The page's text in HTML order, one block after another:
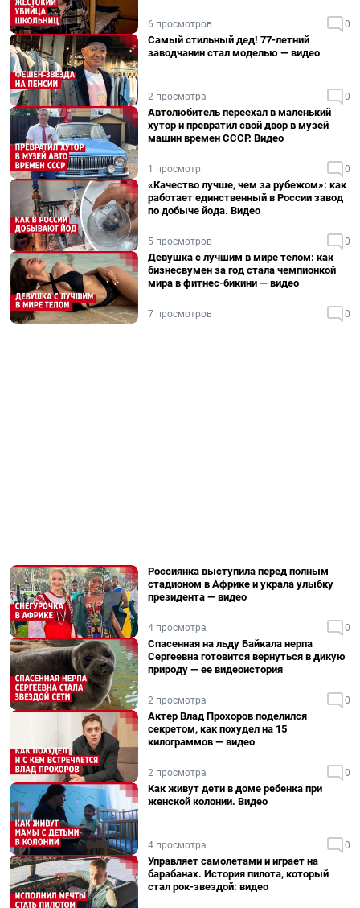
6 просмотров 0
Самый стильный дед! 77-летний
заводчанин стал моделью — видео
2 просмотра 0
Автолюбитель переехал в маленький
хутор и превратил свой двор в музей
машин времен СССР. Видео
1 просмотр 0
«Качество лучше, чем за рубежом»: как
работает единственный в России завод
по добыче йода. Видео
5 просмотров 0
Девушка с лучшим в мире телом: как
бизнесвумен за год стала чемпионкой
мира в фитнес-бикини — видео
7 просмотров 0
Россиянка выступила перед полным
стадионом в Африке и украла улыбку
президента — видео
4 просмотра 0
Спасенная на льду Байкала нерпа
Сергеевна готовится вернуться в дикую
природу — ее видеоистория
2 просмотра 0
Актер Влад Прохоров поделился
секретом, как похудел на 15
килограммов — видео
2 просмотра 0
Как живут дети в доме ребенка при
женской колонии. Видео
4 просмотра 0
Управляет самолетами и играет на
барабанах. История пилота, который
стал рок-звездой: видео